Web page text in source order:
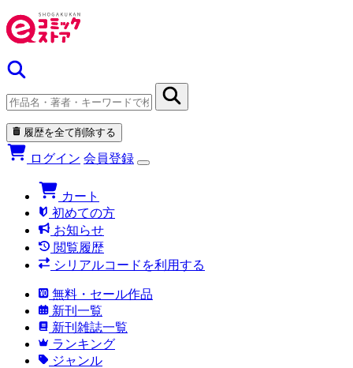
履歴を全て削除する
ログイン 会員登録
カート
初めての方
お知らせ
閲覧履歴
シリアルコードを利用する
無料・セール作品
新刊一覧
新刊雑誌一覧
ランキング
ジャンル